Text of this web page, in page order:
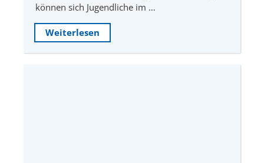
können sich Jugendliche im …
Weiterlesen